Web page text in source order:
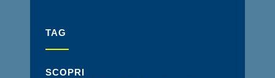
TAG
SCOPRI